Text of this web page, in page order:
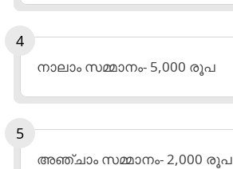
നാലാം സമ്മാനം- 5,000 രൂപ
അഞ്ചാം സമ്മാനം- 2,000 രൂപ